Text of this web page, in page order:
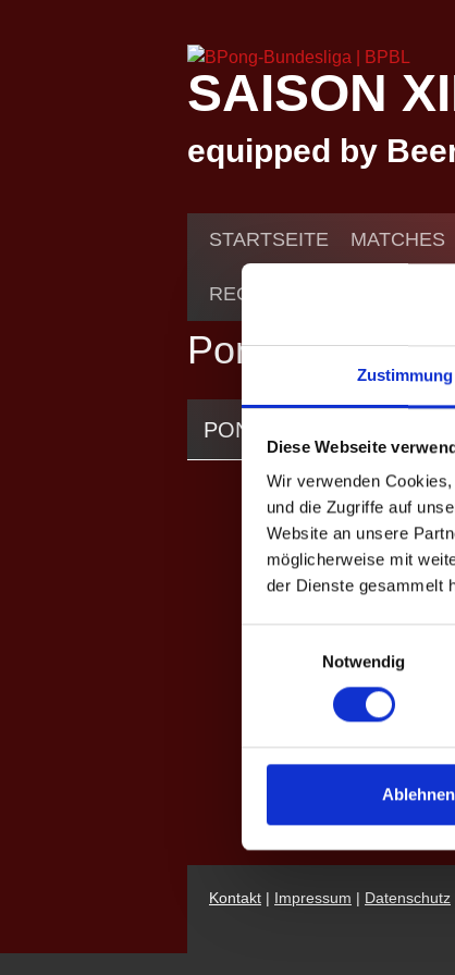
Zustimmung
Diese Webseite
Wir verwenden
und die Zugriffe auf
Website an unsere
möglicherweise mit
der Dienste gesammelt
Notwendig
Ablehnen
SAISON
equipped by
STARTSEITE MATCHES
REGELN
Pong Voyage
PONG VOYAGE –
Kontakt | Impressum | Datenschutz